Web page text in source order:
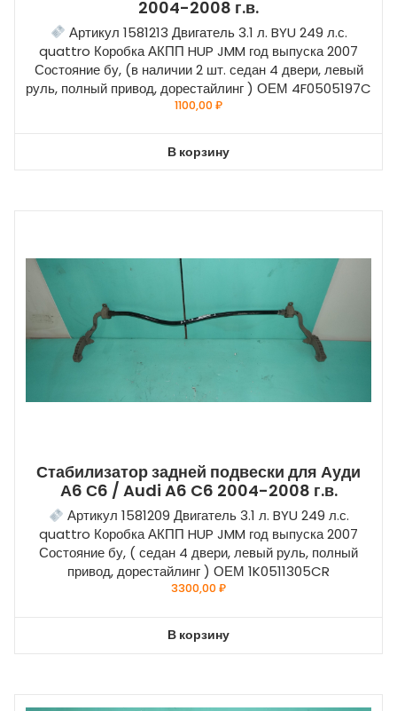
2004-2008 г.в.
Артикул 1581213 Двигатель 3.1 л. BYU 249 л.с.
quattro Коробка АКПП HUP JMM год выпуска 2007
Состояние бу, (в наличии 2 шт. седан 4 двери, левый
руль, полный привод, дорестайлинг ) ОЕМ 4F0505197C
1100,00₽
В корзину
Стабилизатор задней подвески для Ауди
А6 С6 / Audi A6 C6 2004-2008 г.в.
Артикул 1581209 Двигатель 3.1 л. BYU 249 л.с.
quattro Коробка АКПП HUP JMM год выпуска 2007
Состояние бу, ( седан 4 двери, левый руль, полный
привод, дорестайлинг ) ОЕМ 1K0511305CR
3300,00₽
В корзину